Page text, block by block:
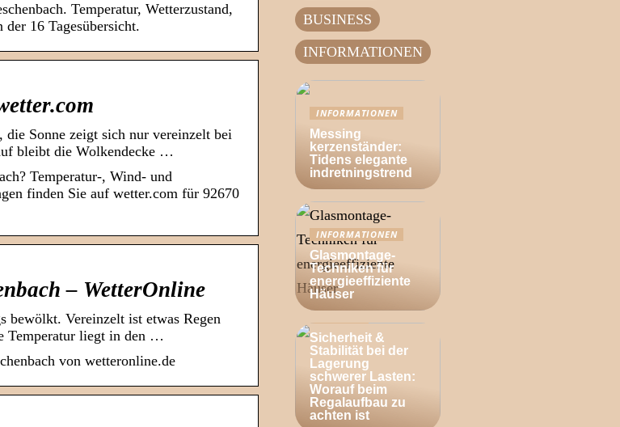
Temperatur, Wetterzustand,
16 Tagesübersicht.
die Sonne zeigt sich nur vereinzelt bei
bleibt die Wolkendecke …
Temperatur-, Wind- und
finden Sie auf wetter.com für 92670
– WetterOnline
bewölkt. Vereinzelt ist etwas Regen
Temperatur liegt in den …
von wetteronline.de
BUSINESS
INFORMATIONEN
INFORMATIONEN
Messing
kerzenständer:
Tidens elegante
indretningstrend
INFORMATIONEN
Glasmontage-
Techniken für
energieeffiziente
Häuser
Sicherheit &
Stabilität bei der
Lagerung
schwerer Lasten:
Worauf beim
Regalaufbau zu
achten ist